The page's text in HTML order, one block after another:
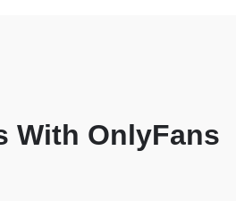
With OnlyFans